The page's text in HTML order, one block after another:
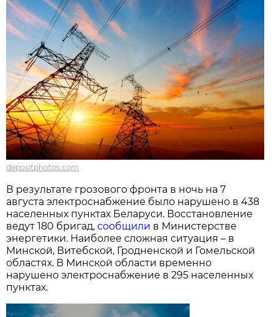
depositphotos.com
В результате грозового фронта в ночь на 7
августа электроснабжение было нарушено в 438
населенных пунктах Беларуси. Восстановление
ведут 180 бригад,сообщили в Министерстве
энергетики. Наиболее сложная ситуация – в
Минской, Витебской, Гродненской и Гомельской
областях. В Минской области временно
нарушено электроснабжение в 295 населенных
пунктах.